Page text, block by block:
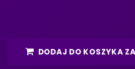
DODAJ DO KOSZYKA